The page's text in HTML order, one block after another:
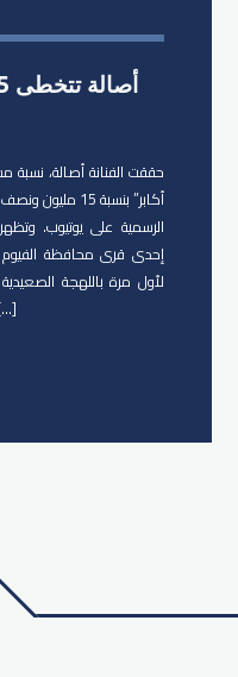
أصالة تتخطى 15 مليون بأغنية بنت أكابر
حققت الفنانة أصالة​، نسبة
أكابر​” بنسبة
الرسمية على يوتيوب.
إحدى قرى محافظة الفيوم
لأول مرة باللهجة
خيامي وتوزيع علي فتح